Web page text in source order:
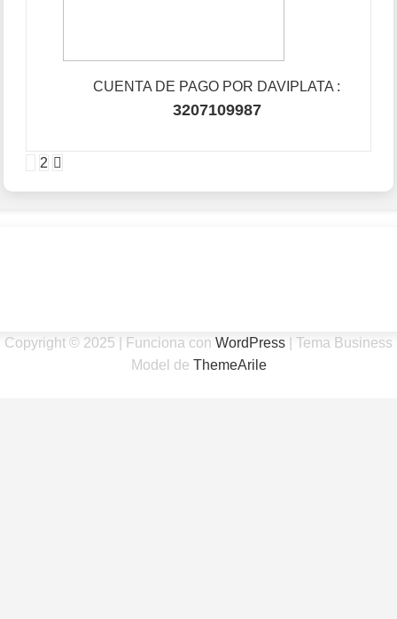
CUENTA DE PAGO POR DAVIPLATA :
3207109987
Paginación
De
2
Copyright © 2025 | Funciona con WordPress
Tema Business
Model de ThemeArile